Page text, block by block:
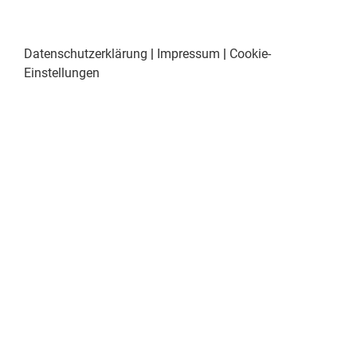
Datenschutzerklärung Impressum
Cookie-
Einstellungen